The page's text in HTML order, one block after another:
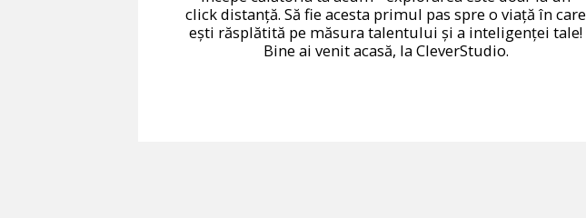
click distanță. Să fie acesta primul pas spre o viață în care
ești răsplătită pe măsura talentului și a inteligenței tale!
Bine ai venit acasă, la CleverStudio.